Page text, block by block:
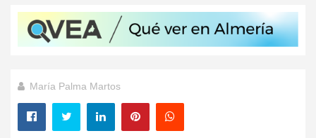
María Palma Martos